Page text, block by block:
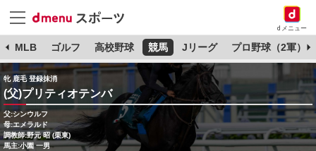
dメニュー
MLB ゴルフ 高校野球 競馬 Jリーグ プロ野球（2軍）
牝 鹿毛 登録抹消
(父)プリティオテンバ
父:シンウルフ
母:エメラルド
調教師:野元 昭 (栗東)
馬主:小園 一男